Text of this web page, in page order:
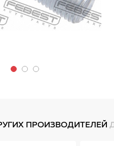
ПРОИЗВОДИТЕЛЕЙ